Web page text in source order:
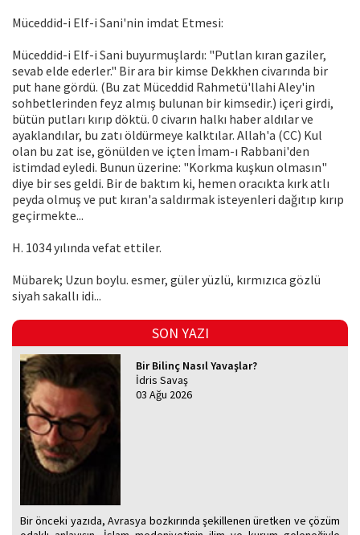
Müceddid-i Elf-i Sani'nin imdat Etmesi:
Müceddid-i Elf-i Sani buyurmuşlardı: "Putlan kıran gaziler,
sevab elde ederler." Bir ara bir kimse Dekkhen civarında bir
put hane gördü. (Bu zat Müceddid Rahmetü'llahi Aley'in
sohbetlerinden feyz almış bulunan bir kimsedir.) içeri girdi,
bütün putları kırıp döktü. 0 civarın halkı haber aldılar ve
ayaklandılar, bu zatı öldürmeye kalktılar. Allah'a (CC) Kul
olan bu zat ise, gönülden ve içten İmam-ı Rabbani'den
istimdad eyledi. Bunun üzerine: "Korkma kuşkun olmasın"
diye bir ses geldi. Bir de baktım ki, hemen oracıkta kırk atlı
peyda olmuş ve put kıran'a saldırmak isteyenleri dağıtıp kırıp
geçirmekte...
H. 1034 yılında vefat ettiler.
Mübarek; Uzun boylu. esmer, güler yüzlü, kırmızıca gözlü
siyah sakallı idi...
SON YAZI
Bir Bilinç Nasıl Yavaşlar?
İdris Savaş
03 Ağu 2026
Bir önceki yazıda, Avrasya bozkırında şekillenen üretken ve çözüm